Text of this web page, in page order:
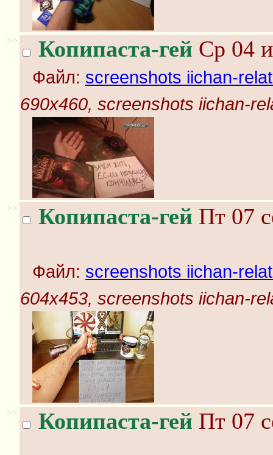
>> Копипаста-гей Ср 04
Файл: screenshots iichan-
690x460, screenshots iichan-
>> Копипаста-гей Пт 07
Файл: screenshots iichan-
604x453, screenshots iichan-
>> Копипаста-гей Пт 07